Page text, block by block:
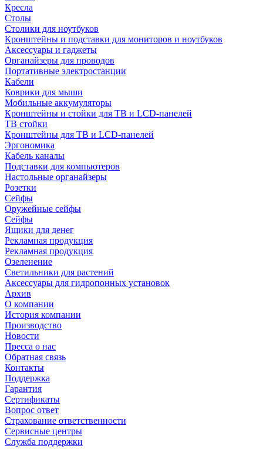
Кресла
Столы
Столики для ноутбуков
Кронштейны и подставки для мониторов и ноутбуков
Аксессуары и гаджеты
Органайзеры для проводов
Портативные электростанции
Кабели
Коврики для мыши
Мобильные аккумуляторы
Кронштейны и стойки для ТВ и LCD-панелей
ТВ стойки
Кронштейны для ТВ и LCD-панелей
Эргономика
Кабель каналы
Подставки для компьютеров
Настольные органайзеры
Розетки
Сейфы
Оружейные сейфы
Сейфы
Ящики для денег
Рекламная продукция
Рекламная продукция
Озеленение
Светильники для растений
Аксессуары для гидропонных установок
Архив
О компании
История компании
Производство
Новости
Пресса о нас
Обратная связь
Контакты
Поддержка
Гарантия
Сертификаты
Вопрос ответ
Страхование ответственности
Сервисные центры
Служба поддержки